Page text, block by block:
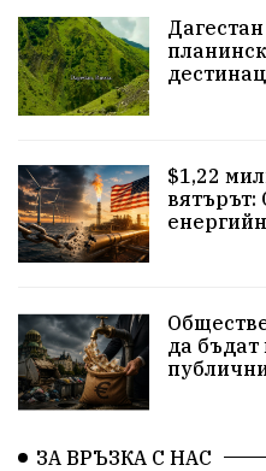
партии земеделие
прозрачност трагедия
Родина енергия
закон съдебна
евро родолюбци
нов завод Варна
дарение
новина отговорност
$1,22
да бъдат
ЗА ВРЪЗКА С НАС